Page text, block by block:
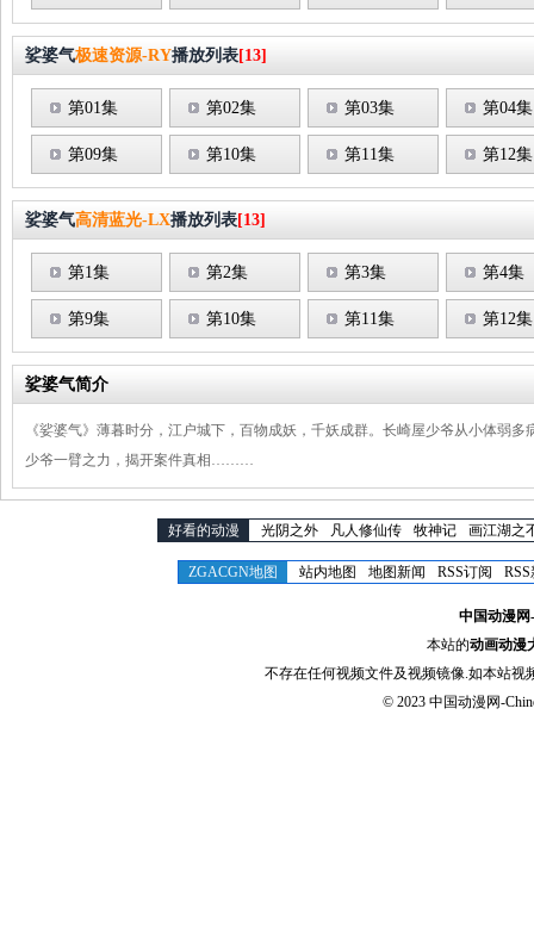
娑婆气极速资源-RY播放列表[13]
第01集 第02集 第03集 第04集
第09集 第10集 第11集 第12集
娑婆气高清蓝光-LX播放列表[13]
第1集 第2集 第3集 第4集
第9集 第10集 第11集 第12集
娑婆气简介
《娑婆气》薄暮时分，江户城下，百物成妖，千妖成群。长崎屋少爷从小体弱
少爷一臂之力，揭开案件真相………
好看的动漫 光阴之外 凡人修仙传 牧神记 画江湖之
ZGACGN地图 站内地图 地图新闻 RSS订阅
中国动漫网
本站的动画动漫
不存在任何视频文件及视频镜像.如本站视
© 2023 中国动漫网-